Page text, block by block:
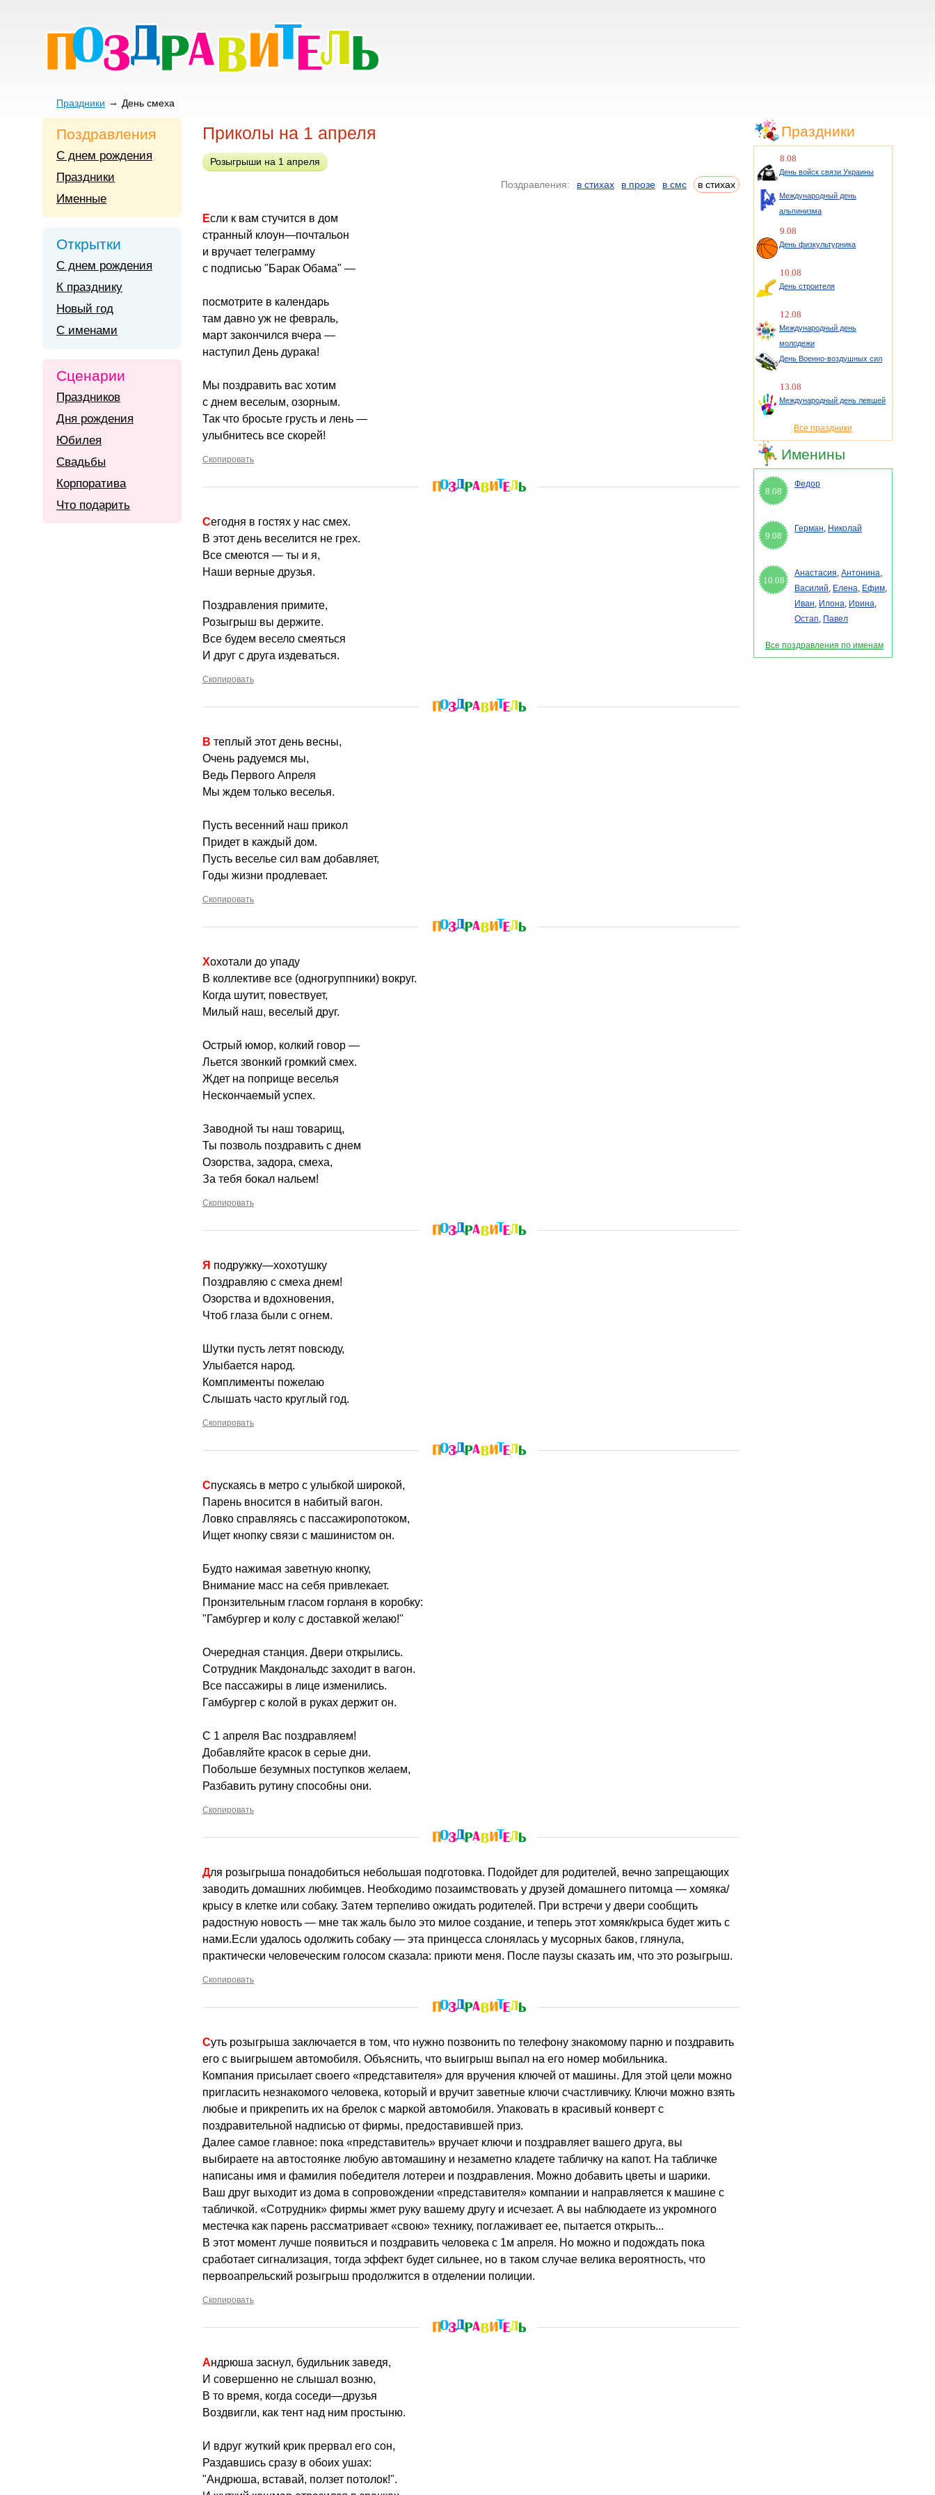
Праздники День смеха
Приколы на 1 апреля
Розыгрыши на 1 апреля
Поздравления: в стихах в прозе в смс в стихах
Если к вам стучится в дом
странный клоун—почтальон
и вручает телеграмму
с подписью "Барак Обама" —
посмотрите в календарь
там давно уж не февраль,
март закончился вчера —
наступил День дурака!
Мы поздравить вас хотим
с днем веселым, озорным.
Так что бросьте грусть и лень —
улыбнитесь все скорей!
Скопировать
Сегодня в гостях у нас смех.
В этот день веселится не грех.
Все смеются — ты и я,
Наши верные друзья.
Поздравления примите,
Розыгрыш вы держите.
Все будем весело смеяться
И друг с друга издеваться.
Скопировать
В теплый этот день весны,
Очень радуемся мы,
Ведь Первого Апреля
Мы ждем только веселья.
Пусть весенний наш прикол
Придет в каждый дом.
Пусть веселье сил вам добавляет,
Годы жизни продлевает.
Скопировать
Хохотали до упаду
В коллективе все (одногруппники) вокруг.
Когда шутит, повествует,
Милый наш, веселый друг.
Острый юмор, колкий говор —
Льется звонкий громкий смех.
Ждет на поприще веселья
Нескончаемый успех.
Заводной ты наш товарищ,
Ты позволь поздравить с днем
Озорства, задора, смеха,
За тебя бокал нальем!
Скопировать
Я подружку—хохотушку
Поздравляю с смеха днем!
Озорства и вдохновения,
Чтоб глаза были с огнем.
Шутки пусть летят повсюду,
Улыбается народ.
Комплименты пожелаю
Слышать часто круглый год.
Скопировать
Спускаясь в метро с улыбкой широкой,
Парень вносится в набитый вагон.
Ловко справляясь с пассажиропотоком,
Ищет кнопку связи с машинистом он.
Будто нажимая заветную кнопку,
Внимание масс на себя привлекает.
Пронзительным гласом горланя в коробку:
"Гамбургер и колу с доставкой желаю!"
Очередная станция. Двери открылись.
Сотрудник Макдональдс заходит в вагон.
Все пассажиры в лице изменились.
Гамбургер с колой в руках держит он.
С 1 апреля Вас поздравляем!
Добавляйте красок в серые дни.
Побольше безумных поступков желаем,
Разбавить рутину способны они.
Скопировать
Для розыгрыша понадобиться небольшая подготовка. Подойдет для родителей, вечно запрещающих
заводить домашних любимцев. Необходимо позаимствовать у друзей домашнего питомца — хомяка/
крысу в клетке или собаку. Затем терпеливо ожидать родителей. При встречи у двери сообщить
радостную новость — мне так жаль было это милое создание, и теперь этот хомяк/крыса будет жить с
нами.Если удалось одолжить собаку — эта принцесса слонялась у мусорных баков, глянула,
практически человеческим голосом сказала: приюти меня. После паузы сказать им, что это розыгрыш.
Скопировать
Суть розыгрыша заключается в том, что нужно позвонить по телефону знакомому парню и поздравить
его с выигрышем автомобиля. Объяснить, что выигрыш выпал на его номер мобильника.
Компания присылает своего «представителя» для вручения ключей от машины. Для этой цели можно
пригласить незнакомого человека, который и вручит заветные ключи счастливчику. Ключи можно взять
любые и прикрепить их на брелок с маркой автомобиля. Упаковать в красивый конверт с
поздравительной надписью от фирмы, предоставившей приз.
Далее самое главное: пока «представитель» вручает ключи и поздравляет вашего друга, вы
выбираете на автостоянке любую автомашину и незаметно кладете табличку на капот. На табличке
написаны имя и фамилия победителя лотереи и поздравления. Можно добавить цветы и шарики.
Ваш друг выходит из дома в сопровождении «представителя» компании и направляется к машине с
табличкой. «Сотрудник» фирмы жмет руку вашему другу и исчезает. А вы наблюдаете из укромного
местечка как парень рассматривает «свою» технику, поглаживает ее, пытается открыть...
В этот момент лучше появиться и поздравить человека с 1м апреля. Но можно и подождать пока
сработает сигнализация, тогда эффект будет сильнее, но в таком случае велика вероятность, что
первоапрельский розыгрыш продолжится в отделении полиции.
Скопировать
Андрюша заснул, будильник заведя,
И совершенно не слышал возню,
В то время, когда соседи—друзья
Воздвигли, как тент над ним простыню.
И вдруг жуткий крик прервал его сон,
Раздавшись сразу в обоих ушах:
"Андрюша, вставай, ползет потолок!".
Поздравления
С днем рождения
Праздники
Именные
Открытки
С днем рождения
К празднику
Новый год
С именами
Сценарии
Праздников
Дня рождения
Юбилея
Свадьбы
Корпоратива
Что подарить
Праздники
8.08
День войск связи Украины
Международный день
альпинизма
9.08
День физкультурника
10.08
День строителя
12.08
Международный день
молодежи
День Военно-воздушных сил
13.08
Международный день левшей
Все праздники
Именины
8.08
Федор
9.08
Герман, Николай
10.08
Анастасия, Антонина,
Василий, Елена, Ефим,
Иван, Илона, Ирина,
Остап, Павел
Все поздравления по именам